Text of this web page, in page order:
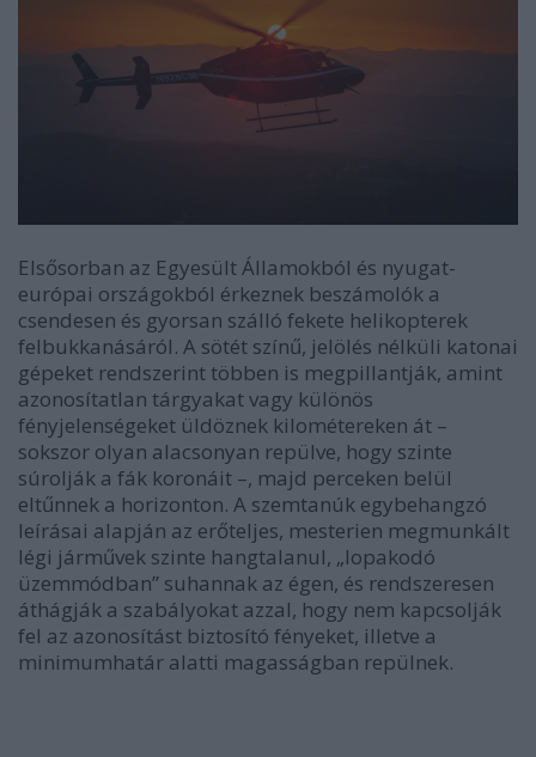
Elsősorban az Egyesült Államokból és nyugat-
európai országokból érkeznek beszámolók a
csendesen és gyorsan szálló fekete helikopterek
felbukkanásáról. A sötét színű, jelölés nélküli katonai
gépeket rendszerint többen is megpillantják, amint
azonosítatlan tárgyakat vagy különös
fényjelenségeket üldöznek kilométereken át –
sokszor olyan alacsonyan repülve, hogy szinte
súrolják a fák koronáit –, majd perceken belül
eltűnnek a horizonton. A szemtanúk egybehangzó
leírásai alapján az erőteljes, mesterien megmunkált
légi járművek szinte hangtalanul, „lopakodó
üzemmódban” suhannak az égen, és rendszeresen
áthágják a szabályokat azzal, hogy nem kapcsolják
fel az azonosítást biztosító fényeket, illetve a
minimumhatár alatti magasságban repülnek.